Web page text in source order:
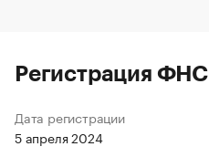
Регистрация ФНС
Дата регистрации
5 апреля 2024